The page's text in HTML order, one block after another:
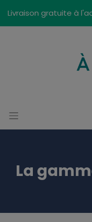
Livraison gratuite à
La